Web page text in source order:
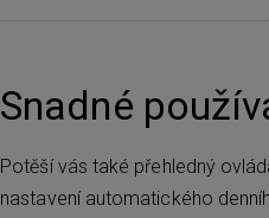
Snadné
Potěší vás také přehledný
nastavení automatického